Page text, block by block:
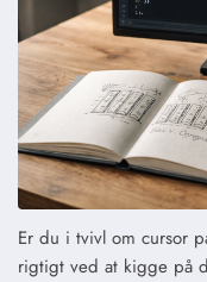
Er du i tvivl om cursor
rigtigt ved at kigge på